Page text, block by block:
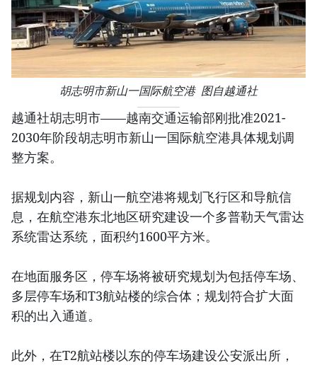
胡志明市新山一国际航空港 图自越通社
越通社胡志明市——越南交通运输部刚批准2021-
2030年阶段胡志明市新山一国际航空港具体规划调
整方案。
据规划内容，新山一航空港将规划飞行区和导航信
息，在航空港东北地区研究建设一个多普勒天气雷达
系统雷达系统，面积约1600平方米。
在地面服务区，停车场将被研究规划为包括停车场、
多层停车场和T3航站楼的综合体；规划符合扩大面
积的出入通道。
此外，在T2航站楼以东的停车场建设公安派出所，